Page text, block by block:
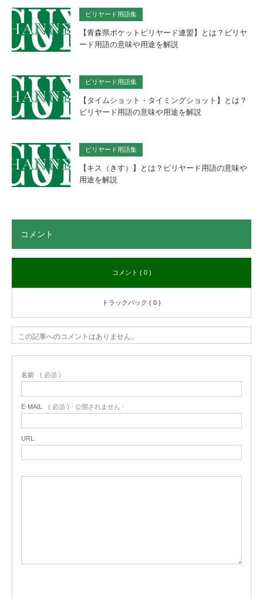
ビリヤード用語集
【青森県ポケットビリヤード連盟】とは？ビリヤ
ード用語の意味や用途を解説
ビリヤード用語集
【タイムショット・タイミングショット】とは？
ビリヤード用語の意味や用途を解説
ビリヤード用語集
【キス（きす）】とは？ビリヤード用語の意味や
用途を解説
コメント
コメント ( 0 )
トラックバック ( 0 )
この記事へのコメントはありません。
名前 ( 必須 )
E-MAIL ( 必須 ) - 公開されません -
URL